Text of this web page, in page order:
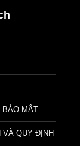
BẢO MẬT
VÀ QUY ĐỊNH